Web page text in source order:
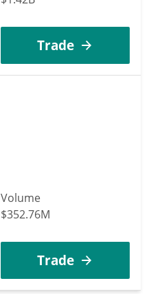
Trade
Volume
$352.76M
Trade